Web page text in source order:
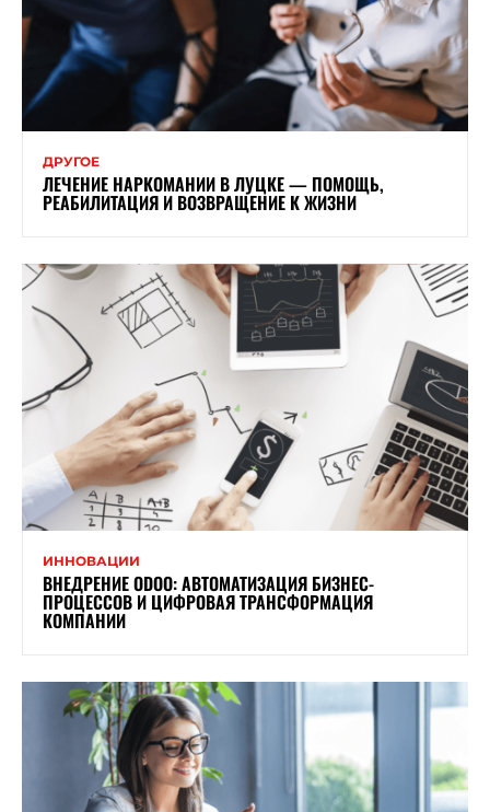
ДРУГОЕ
ЛЕЧЕНИЕ НАРКОМАНИИ В ЛУЦКЕ — ПОМОЩЬ,
РЕАБИЛИТАЦИЯ И ВОЗВРАЩЕНИЕ К ЖИЗНИ
ИННОВАЦИИ
ВНЕДРЕНИЕ ODOO: АВТОМАТИЗАЦИЯ БИЗНЕС-
ПРОЦЕССОВ И ЦИФРОВАЯ ТРАНСФОРМАЦИЯ
КОМПАНИИ